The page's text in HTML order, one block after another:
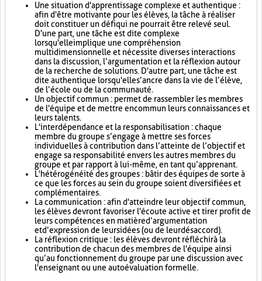
Une situation d'apprentissage complexe et authentique :
afin d'être motivante pour les élèves, la tâche à réaliser
doit constituer un défi qui ne pourrait être relevé seul.
D'une part, une tâche est dite complexe
lorsqu'elle implique une compréhension
multidimensionnelle et nécessite diverses interactions
dans la discussion, l’argumentation et la réflexion autour
de la recherche de solutions. D'autre part, une tâche est
dite authentique lorsqu'elle s’ancre dans la vie de l’élève,
de l’école ou de la communauté.
Un objectif commun : permet de rassembler les membres
de l'équipe et de mettre en commun leurs connaissances et
leurs talents.
L'interdépendance et la responsabilisation : chaque
membre du groupe s’engage à mettre ses forces
individuelles à contribution dans l’atteinte de l’objectif et
engage sa responsabilité envers les autres membres du
groupe et par rapport à lui-même, en tant qu’apprenant.
L'hétérogénéité des groupes : bâtir des équipes de sorte à
ce que les forces au sein du groupe soient diversifiées et
complémentaires.
La communication : afin d'atteindre leur objectif commun,
les élèves devront favoriser l'écoute active et tirer profit de
leurs compétences en matière d’argumentation
et d’expression de leurs idées (ou de leur désaccord).
La réflexion critique : les élèves devront réfléchir à la
contribution de chacun des membres de l'équipe ainsi
qu’au fonctionnement du groupe par une discussion avec
l'enseignant ou une autoévaluation formelle.